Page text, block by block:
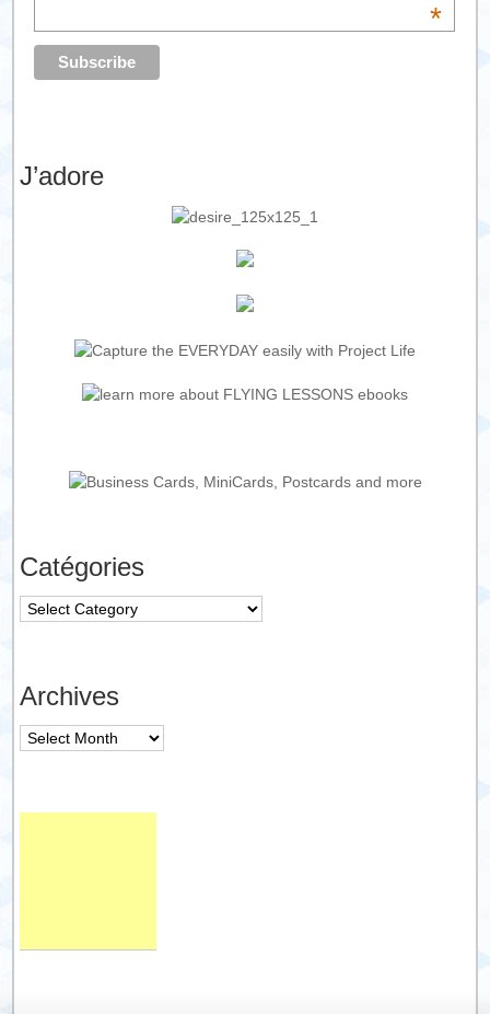
*
J’adore
Catégories
Catégories
Archives
Archives